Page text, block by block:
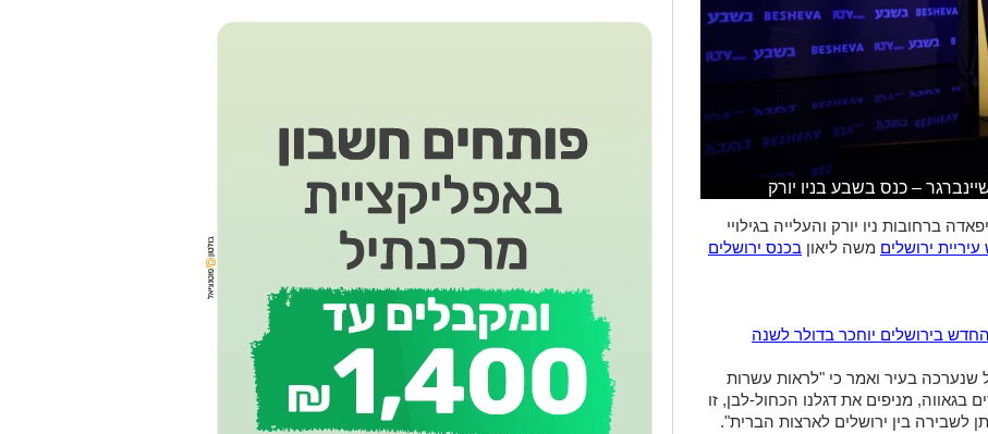
– כנס בשבע בניו יורק
ברחובות ניו יורק והעלייה בגילויי
ירושלים משה ליאון בכנס ירושלים
בירושלים יוחכר בדולר לשנה
שנערכה בעיר ואמר כי "לראות עשרות
בגאווה, מניפים את דגלנו הכחול-לבן, זו
לשבירה בין ירושלים לארצות הברית".